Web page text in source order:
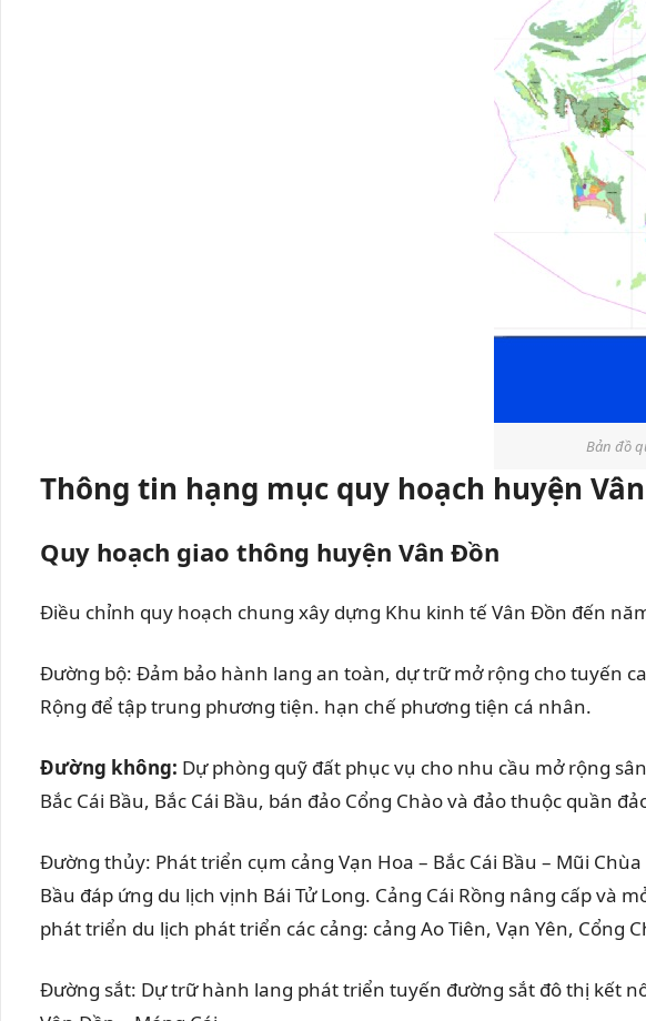
Bản đồ
Thông tin hạng mục quy hoạch huyện
Quy hoạch giao thông huyện Vân Đồn
Điều chỉnh quy hoạch chung xây dựng Khu kinh tế Vân Đồn đến
Đường bộ: Đảm bảo hành lang an toàn, dự trữ mở rộng cho tuyến
Rộng để tập trung phương tiện. hạn chế phương tiện cá nhân.
Đường không: Dự phòng quỹ đất phục vụ cho nhu cầu mở rộng
Bắc Cái Bầu, Bắc Cái Bầu, bán đảo Cổng Chào và đảo thuộc quần
Đường thủy: Phát triển cụm cảng Vạn Hoa – Bắc Cái Bầu – Mũi
Bầu đáp ứng du lịch vịnh Bái Tử Long. Cảng Cái Rồng nâng cấp
phát triển du lịch phát triển các cảng: cảng Ao Tiên, Vạn Yên, Cổng
Đường sắt: Dự trữ hành lang phát triển tuyến đường sắt đô thị kết